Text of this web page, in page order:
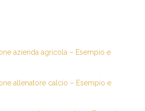
azienda agricola – Esempio e
allenatore calcio – Esempio e